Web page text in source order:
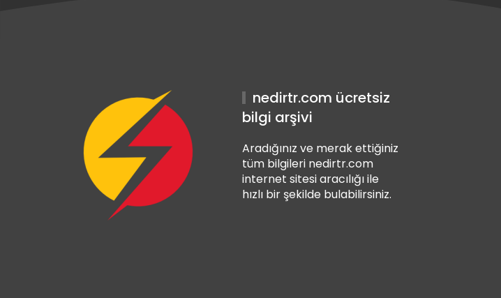
nedirtr.com ücretsiz
bilgi arşivi
Aradığınız ve merak ettiğiniz
tüm bilgileri nedirtr.com
internet sitesi aracılığı ile
hızlı bir şekilde bulabilirsiniz.